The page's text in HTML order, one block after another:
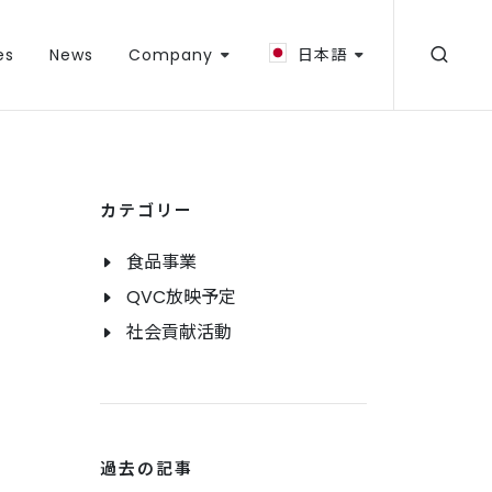
News Company 日本語
カテゴリー
食品事業
QVC放映予定
社会貢献活動
過去の記事